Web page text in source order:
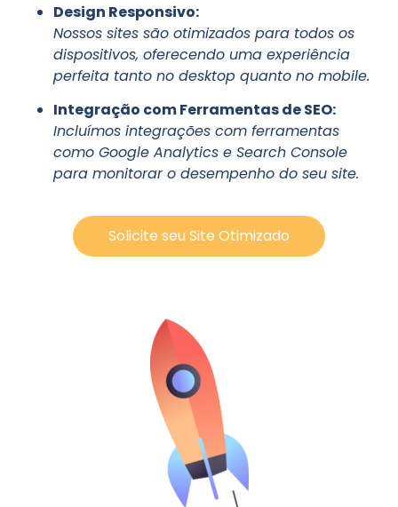
Design Responsivo:
Nossos sites são otimizados para todos os
dispositivos, oferecendo uma experiência
perfeita tanto no desktop quanto no mobile.
Integração com Ferramentas de SEO:
Incluímos integrações com ferramentas
como Google Analytics e Search Console
para monitorar o desempenho do seu site.
Solicite seu Site Otimizado